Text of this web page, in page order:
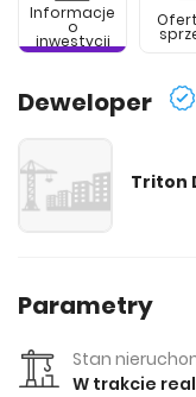
Informacje
o
inwestycji
Deweloper
Triton
Parametry
Stan
W trakcie